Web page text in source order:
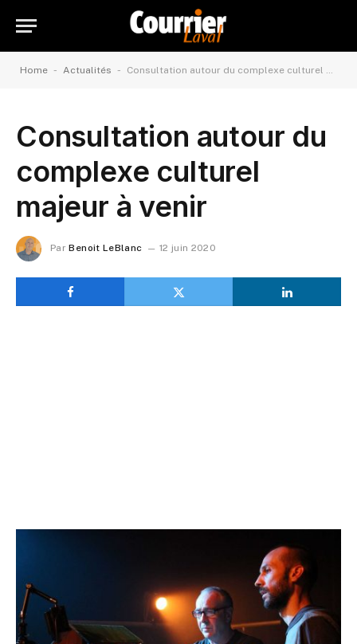
Home - Actualités - Consultation autour du complexe culturel majeur à venir
Consultation autour du
complexe culturel
majeur à venir
Par Benoit LeBlanc 12 juin 2020